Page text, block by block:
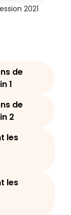
2021
de
1
de
2
les
les